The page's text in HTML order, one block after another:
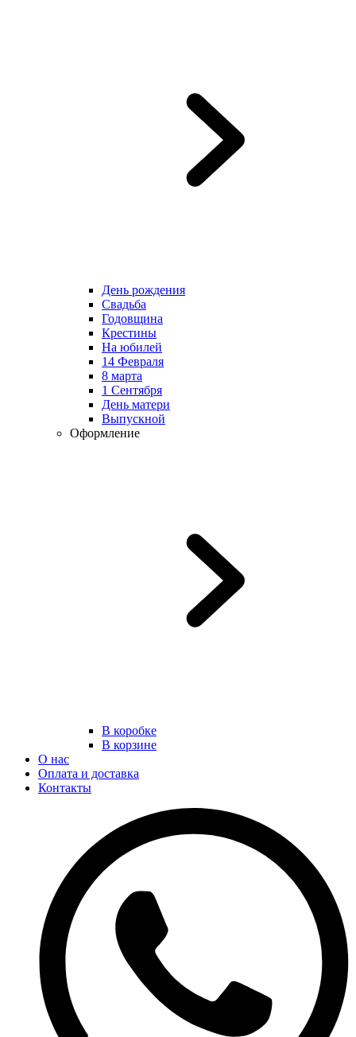
День рождения
Свадьба
Годовщина
Крестины
На юбилей
14 Февраля
8 марта
1 Сентября
День матери
Выпускной
Оформление
В коробке
В корзине
О нас
Оплата и доставка
Контакты